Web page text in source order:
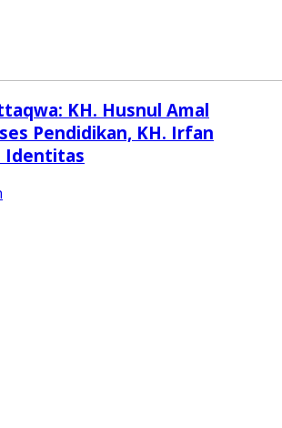
KH. Husnul Amal
Pendidikan, KH. Irfan
Identitas